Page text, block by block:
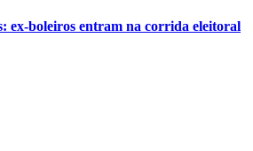
ex-boleiros entram na corrida eleitoral